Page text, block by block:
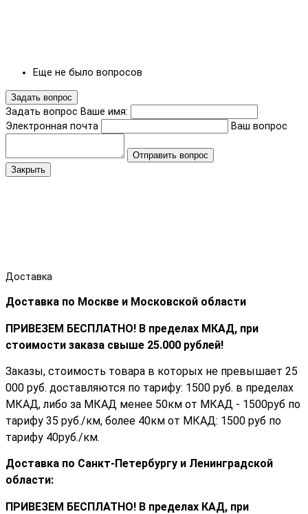
Еще не было вопросов
Задать вопрос
Задать вопрос Ваше имя:
Электронная почта
Ваш вопрос
Отправить вопрос
Закрыть
Доставка
Доставка по Москве и Московской области
ПРИВЕЗЕМ БЕСПЛАТНО! В пределах МКАД, при
стоимости заказа cвыше 25.000 рублей!
Заказы, стоимость товара в которых не превышает 25
000 руб. доставляются по тарифу: 1500 руб. в пределах
МКАД, либо за МКАД менее 50км от МКАД - 1500руб по
тарифу 35 руб./км, более 40км от МКАД: 1500 руб по
тарифу 40руб./км.
Доставка по Санкт-Петербургу и Ленинградской
области:
ПРИВЕЗЕМ БЕСПЛАТНО! В пределах КАД, при